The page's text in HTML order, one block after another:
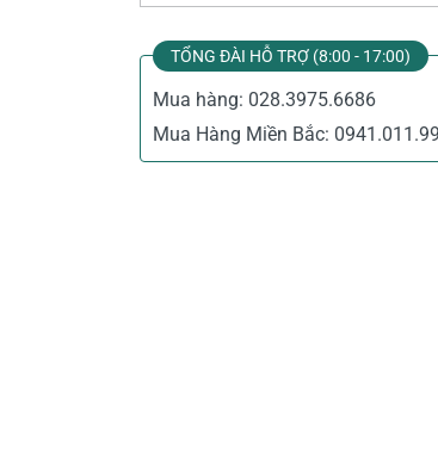
TỔNG ĐÀI HỖ TRỢ (8:00 - 17:00)
Mua hàng: 028.3975.6686
Mua Hàng Miền Bắc: